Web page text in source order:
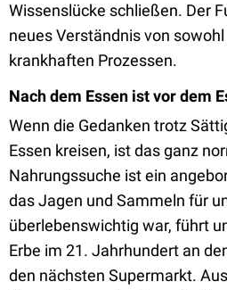
Wissenslücke schließen. Der
neues Verständnis von
krankhaften Prozessen.
Nach dem Essen ist vor dem
Wenn die Gedanken trotz
Essen kreisen, ist das ganz
Nahrungssuche ist ein
das Jagen und Sammeln für
überlebenswichtig war, führt
Erbe im 21. Jahrhundert an
den nächsten Supermarkt.